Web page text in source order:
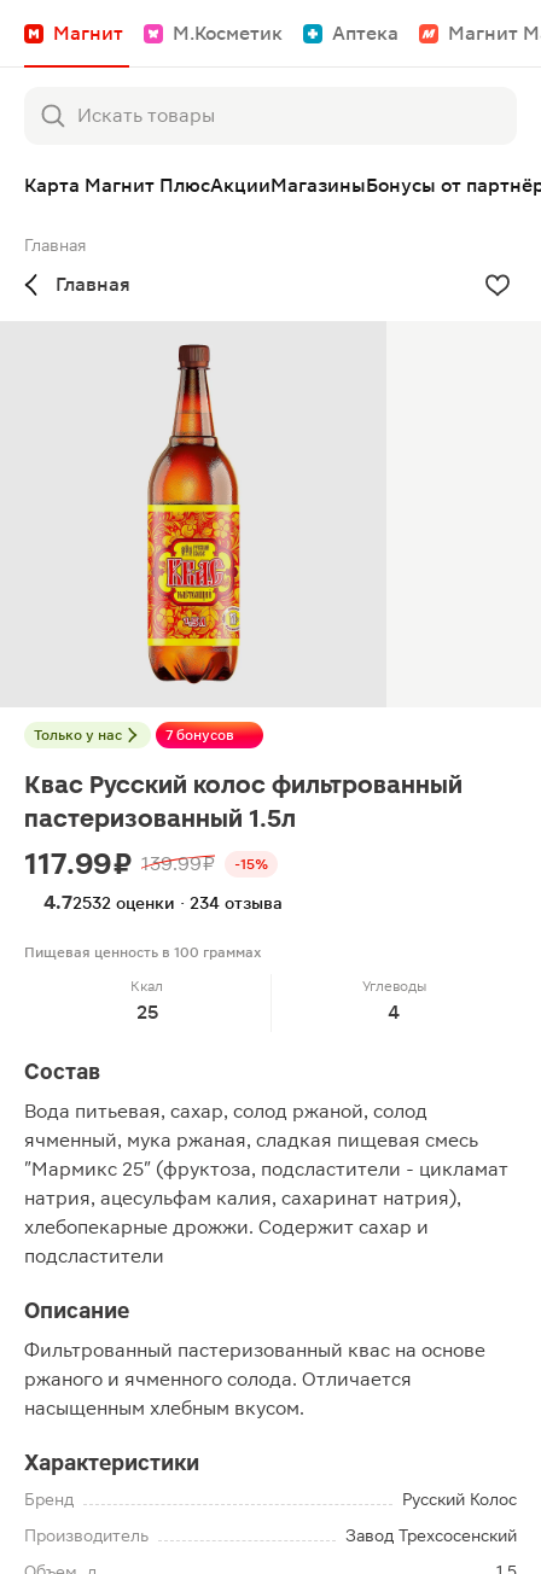
Магнит М.Косметик Аптека Магнит
Карта Магнит ПлюсАкцииМагазиныБонусы от
Главная
Главная
Только у нас 7 бонусов
Квас Русский колос фильтрованный
пастеризованный 1.5л
117.99 ₽ 139.99 ₽ -15%
4.72532 оценки · 234 отзыва
Пищевая ценность в 100 граммах
Ккал
25
Углеводы
4
Состав
Вода питьевая, сахар, солод ржаной, солод
ячменный, мука ржаная, сладкая пищевая смесь
"Мармикс 25" (фруктоза, подсластители - цикламат
натрия, ацесульфам калия, сахаринат натрия),
хлебопекарные дрожжи. Содержит сахар и
подсластители
Описание
Фильтрованный пастеризованный квас на основе
ржаного и ячменного солода. Отличается
насыщенным хлебным вкусом.
Характеристики
Бренд
Русский Колос
Производитель
Завод Трехсосенский